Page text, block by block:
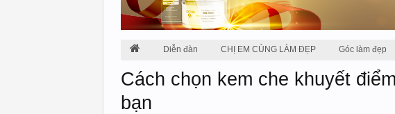
Diễn đàn CHỊ EM CÙNG LÀM ĐẸP Góc làm đẹp
Cách chọn kem che khuyết
bạn